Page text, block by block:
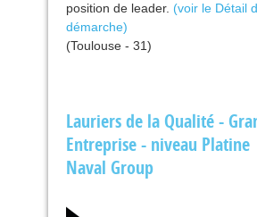
position de leader. (voir le Détail
démarche)
(Toulouse - 31)
Lauriers de la Qualité -
Entreprise - niveau
Naval Group